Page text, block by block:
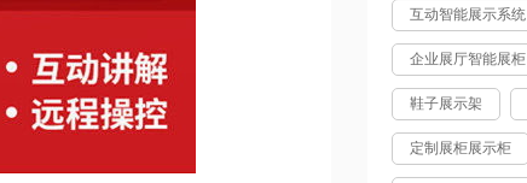
互动智能展示系统
企业展厅智能展柜
鞋子展示架
定制展柜展示柜